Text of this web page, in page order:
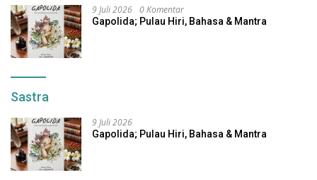
9 Juli 2026 0 Komentar
Gapolida; Pulau Hiri, Bahasa & Mantra
Sastra
9 Juli 2026
Gapolida; Pulau Hiri, Bahasa & Mantra